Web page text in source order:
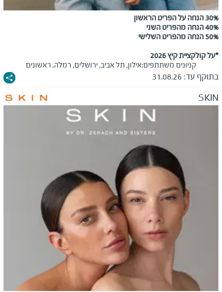
30% הנחה על הפריט הראשון
40% הנחה מהפריט השני
50% הנחה מהפריט השלישי
*על קולקציית קיץ 2026
קניונים משתתפים:אילון, תל אביב, ירושלים, רמלה, ראשונים
בתוקף עד: 31.08.26
SKIN